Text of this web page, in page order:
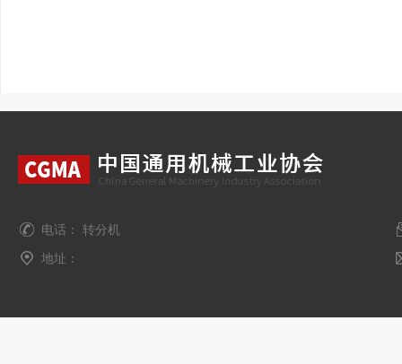
电话： 转分机
地址：